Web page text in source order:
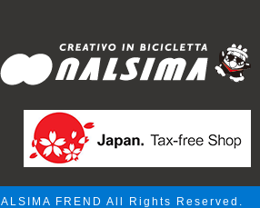
FREND All Rights Reserved.